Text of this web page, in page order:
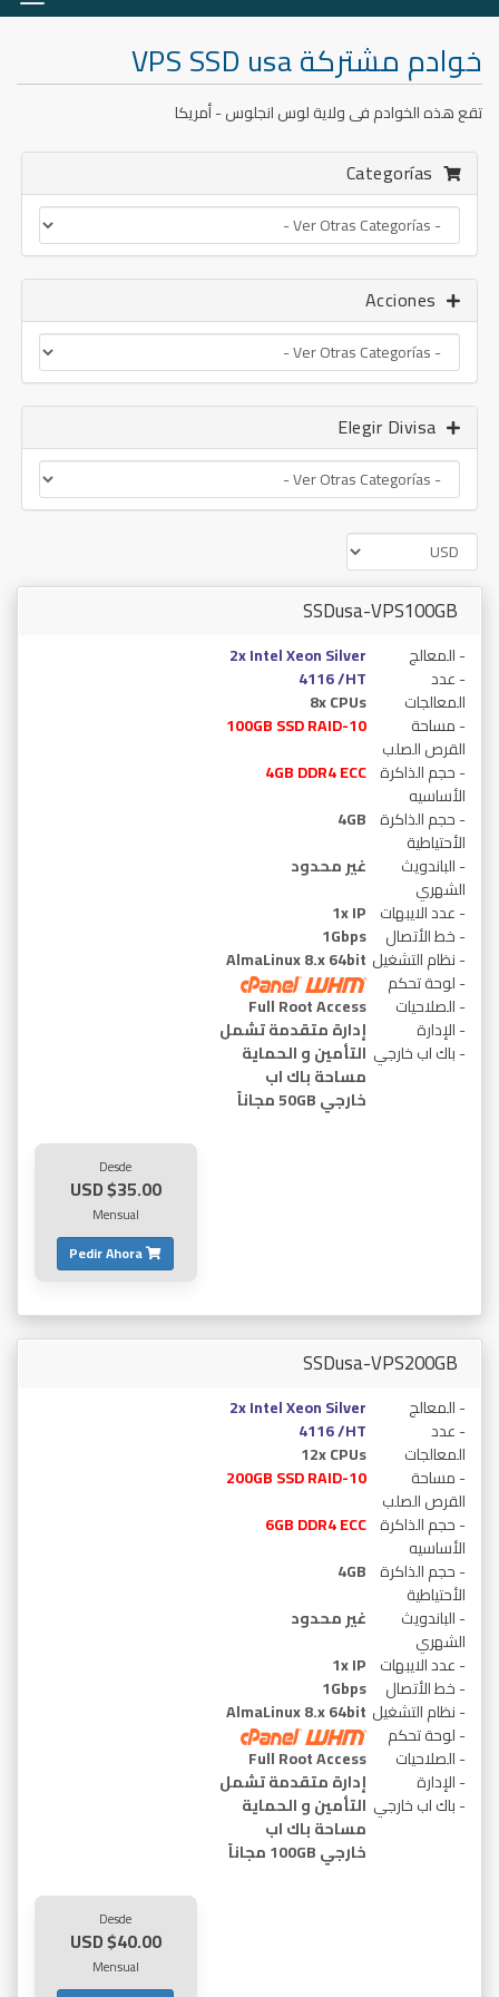
خوادم مشتركة VPS SSD usa
تقع هذه الخوادم فى ولاية لوس انجلوس - أمريكا
SSDusa-VPS100GB
2x Intel Xeon Silver
4116 /HT
- المعالج
8x CPUs
- عدد
المعالجات
100GB SSD RAID-10
- مساحة
القرص الصلب
4GB DDR4 ECC - حجم الذاكرة
الأساسيه
4GB - حجم الذاكرة
الأحتياطية
غير محدود
- الباندويث
الشهري
1x IP - عدد الايبهات
1Gbps
- خط الأتصال
AlmaLinux 8.x 64bit - نظام التشغيل
- لوحة تحكم
Full Root Access
- الصلاحيات
إدارة متقدمة تشمل
التأمين و الحماية
- الإدارة
مساحة باك اب
خارجي 50GB مجاناً
- باك اب خارجي
Desde
$35.00 USD
Mensual
Pedir Ahora
SSDusa-VPS200GB
2x Intel Xeon Silver
4116 /HT
- المعالج
12x CPUs
- عدد
المعالجات
200GB SSD RAID-10
- مساحة
القرص الصلب
6GB DDR4 ECC - حجم الذاكرة
الأساسيه
4GB - حجم الذاكرة
الأحتياطية
غير محدود
- الباندويث
الشهري
1x IP - عدد الايبهات
1Gbps
- خط الأتصال
AlmaLinux 8.x 64bit - نظام التشغيل
- لوحة تحكم
Full Root Access
- الصلاحيات
إدارة متقدمة تشمل
التأمين و الحماية
- الإدارة
مساحة باك اب
خارجي 100GB مجاناً
- باك اب خارجي
Desde
$40.00 USD
Mensual